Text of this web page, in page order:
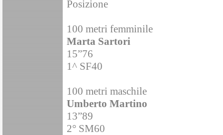
Posizione
100 metri femminile
Marta Sartori
15”76
1^ SF40
100 metri maschile
Umberto Martino
13”89
2° SM60